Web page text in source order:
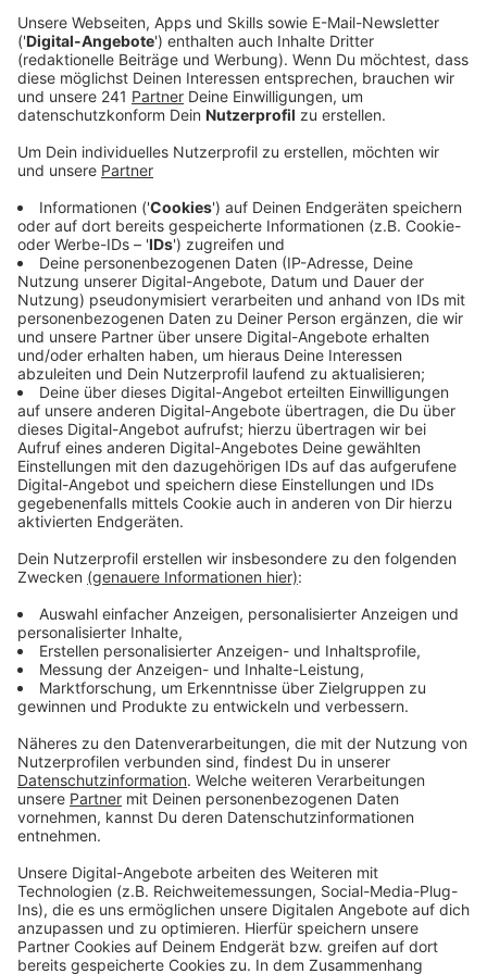
Handelsverband Rheinland. Doch es gibt auch
Lichtblicke und zwar durch künstliche Intelligenz.
Veröffentlicht:Mittwoch, 28.01.2026 06:02
Anzeige
KI als Unterstützung
Anzeige
Künstliche Intelligenz kann den Einzelhandel in
unterschiedlichen Bereichen unterstützen, sagt der
Handelsverband Rheinland. Sie hilft zum Beispiel dabei,
die Bedürfnisse der Kunden in Leverkusen besser zu
erkennen und passende Produktempfehlungen zu
machen. Im Lebensmittelhandel hilft die KI
zunehmend dabei die Filialen zu optimieren. Dabei geht
es unter anderem darum, welche Produkte wie stark
Lieferungen besser an den Bedarf angepasst werden.
Anzeige
Weitere Meldungen aus unserer Stadt
Leverkusen: Sanierung und Ausbau von drei Schulen
geplant
Koloniemuseum Leverkusen sucht Ehrenamtler
Bayer 04 Leverkusen holt Torwart aus
Mönchengladbach